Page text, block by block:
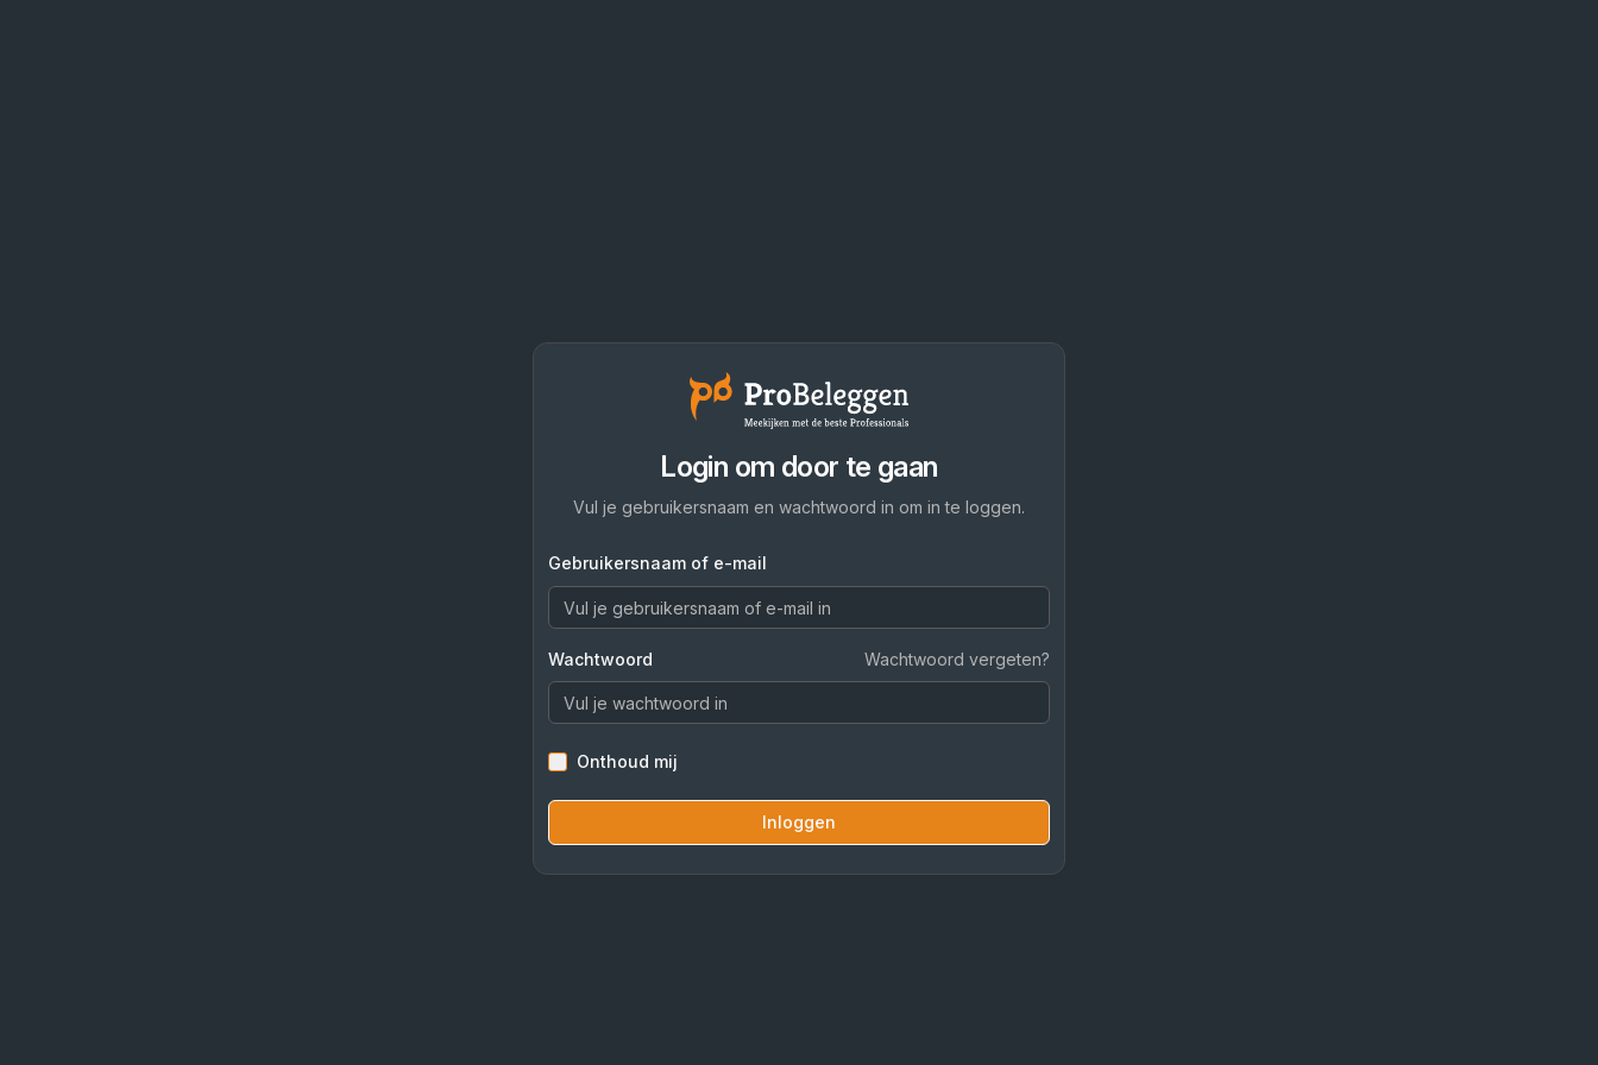
Login om door te gaan
Vul je gebruikersnaam en wachtwoord in om in te loggen.
Gebruikersnaam of e-mail
Wachtwoord Wachtwoord vergeten?
Onthoud mij
Inloggen